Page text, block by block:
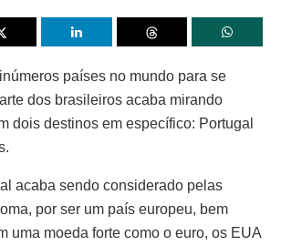
países no mundo para se
dos brasileiros acaba mirando
dois destinos em específico: Portugal
acaba sendo considerado pelas
por ser um país europeu, bem
uma moeda forte como o euro, os EUA